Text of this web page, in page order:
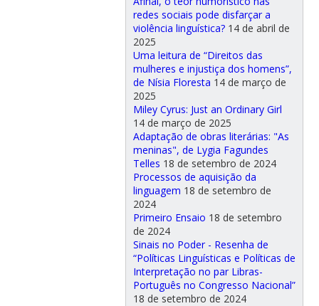
redes sociais pode disfarçar a
violência linguística? 14 de abril de
2025
Uma leitura de “Direitos das
mulheres e injustiça dos homens”,
de Nísia Floresta 14 de março de
2025
Miley Cyrus: Just an Ordinary Girl
14 de março de 2025
Adaptação de obras literárias: "As
meninas", de Lygia Fagundes
Telles 18 de setembro de 2024
Processos de aquisição da
linguagem 18 de setembro de
2024
Primeiro Ensaio 18 de setembro
de 2024
Sinais no Poder - Resenha de
“Políticas Linguísticas e Políticas de
Interpretação no par Libras-
Português no Congresso Nacional”
18 de setembro de 2024